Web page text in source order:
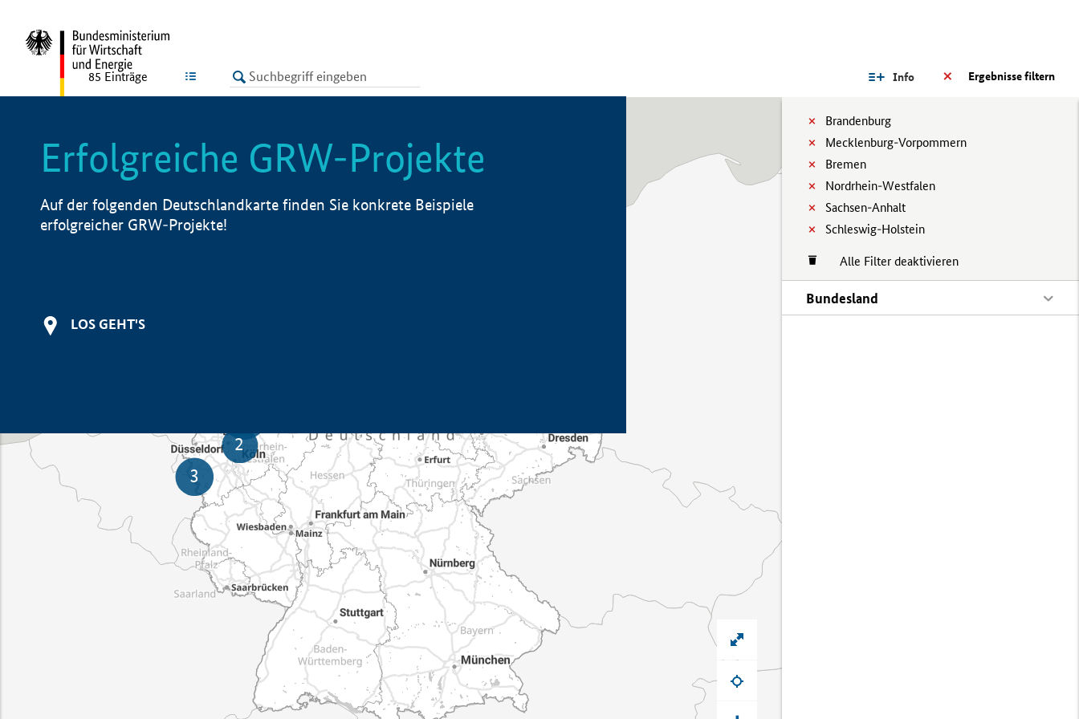
LISTE Ergebnisse filtern
Info
Brandenburg
Mecklenburg-Vorpommern
Bremen
Nordrhein-Westfalen
Sachsen-Anhalt
Schleswig-Holstein
Alle Filter deaktivieren
Bundesland
85 Einträge
Erfolgreiche GRW-Projekte
Auf der folgenden Deutschlandkarte finden Sie konkrete Beispiele
erfolgreicher GRW-Projekte!
LOS GEHT'S